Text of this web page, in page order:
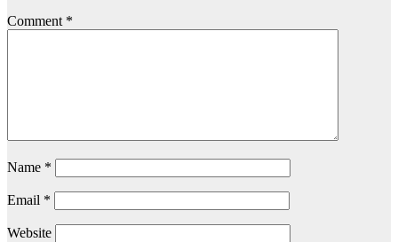
Comment *
Name *
Email *
Website